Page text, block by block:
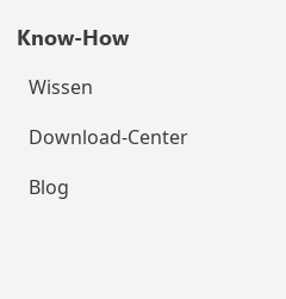
Know-How
Wissen
Download-Center
Blog